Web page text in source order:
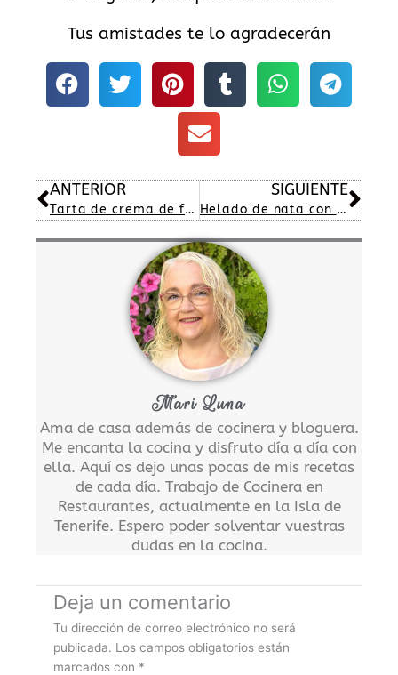
Tus amistades te lo agradecerán
Ant
ANTERIOR
Tarta de crema de fresas
SIGUIENTE
Helado de nata con tiras de chocolate
Mari Luna
Ama de casa además de cocinera y bloguera.
Me encanta la cocina y disfruto día a día con
ella. Aquí os dejo unas pocas de mis recetas
de cada día. Trabajo de Cocinera en
Restaurantes, actualmente en la Isla de
Tenerife. Espero poder solventar vuestras
dudas en la cocina.
Deja un comentario
Tu dirección de correo electrónico no será
publicada. Los campos obligatorios están
marcados con *